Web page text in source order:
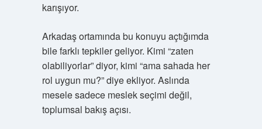
karışıyor.
Arkadaş ortamında bu konuyu açtığımda
bile farklı tepkiler geliyor. Kimi “zaten
olabiliyorlar” diyor, kimi “ama sahada her
rol uygun mu?” diye ekliyor. Aslında
mesele sadece meslek seçimi değil,
toplumsal bakış açısı.